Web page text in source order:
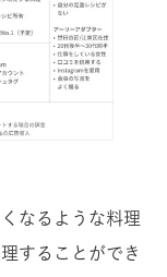
なるような料理
することができ